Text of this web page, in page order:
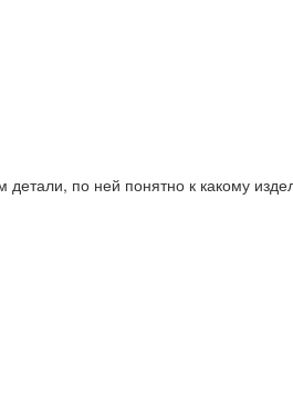
по ней понятно к какому